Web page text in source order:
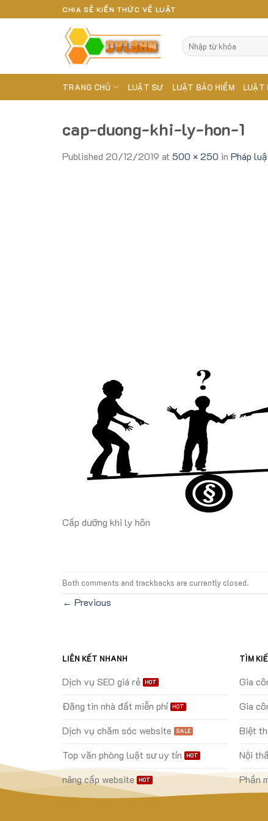
to
CHIA SẺ KIẾN THỨC VỀ LUẬT
TRANG CHỦ LUẬT SƯ LUẬT BẢO HIỂM LUẬT
cap-duong-khi-ly-hon-1
Published 20/12/2019 at 500 × 250 in Pháp
Cấp dưỡng khi ly hôn
Both comments and trackbacks are currently closed.
← Previous
LIÊN KẾT NHANH
Dịch vụ SEO giá rẻ
Đăng tin nhà đất miễn phí
Dịch vụ chăm sóc website
Top văn phòng luật sư uy tín
nâng cấp website
TÌM
Gia
Gia
Biệt
Nội
Phần